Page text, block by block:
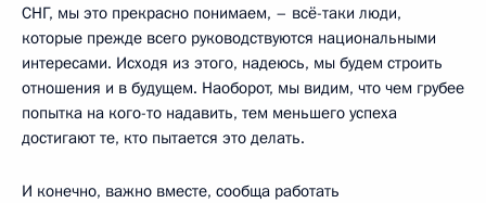
СНГ, мы это прекрасно понимаем, – всё-таки люди,
которые прежде всего руководствуются национальными
интересами. Исходя из этого, надеюсь, мы будем строить
отношения и в будущем. Наоборот, мы видим, что чем грубее
попытка на кого-то надавить, тем меньшего успеха
достигают те, кто пытается это делать.
И конечно, важно вместе, сообща работать